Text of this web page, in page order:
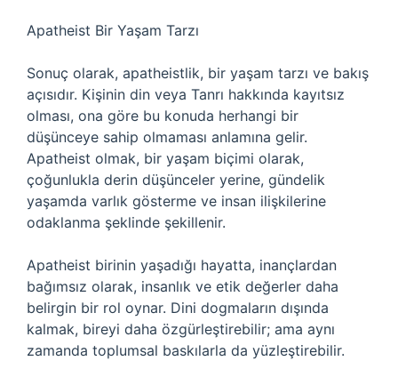
Apatheist Bir Yaşam Tarzı
Sonuç olarak, apatheistlik, bir yaşam tarzı ve bakış
açısıdır. Kişinin din veya Tanrı hakkında kayıtsız
olması, ona göre bu konuda herhangi bir
düşünceye sahip olmaması anlamına gelir.
Apatheist olmak, bir yaşam biçimi olarak,
çoğunlukla derin düşünceler yerine, gündelik
yaşamda varlık gösterme ve insan ilişkilerine
odaklanma şeklinde şekillenir.
Apatheist birinin yaşadığı hayatta, inançlardan
bağımsız olarak, insanlık ve etik değerler daha
belirgin bir rol oynar. Dini dogmaların dışında
kalmak, bireyi daha özgürleştirebilir; ama aynı
zamanda toplumsal baskılarla da yüzleştirebilir.